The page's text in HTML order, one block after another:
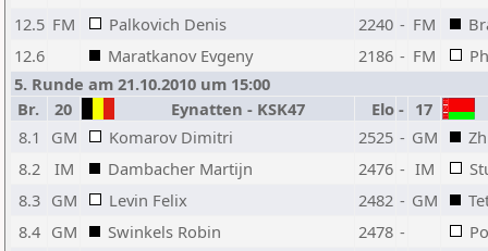
12.5 FM Palkovich Denis 2240 - FM
12.6
Maratkanov Evgeny 2186 - FM
5. Runde am 21.10.2010 um 15:00
Br.
20 Eynatten - KSK47 Elo - 17
8.1
GM Komarov Dimitri 2525 - GM
8.2
IM Dambacher Martijn 2476 - IM
8.3 GM Levin Felix 2482 - GM
8.4 GM Swinkels Robin 2478 -